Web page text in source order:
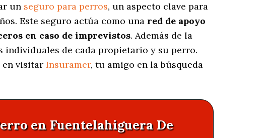
un seguro para perros, un aspecto clave para
Este seguro actúa como una red de apoyo
en caso de imprevistos. Además de la
individuales de cada propietario y su perro.
en visitar Insuramer, tu amigo en la búsqueda
en Fuentelahiguera De